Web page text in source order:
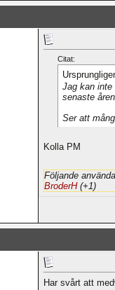
Citat:
Jag kan inte
senaste åren.
Ser att
Kolla PM
Följande
BroderH(+1)
Har svårt att